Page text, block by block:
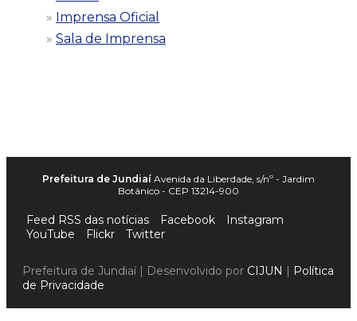
Imprensa Oficial
Sala de Imprensa
Prefeitura de Jundiaí Avenida da Liberdade, s/nº - Jardim
Botânico - CEP 13214-900
Feed RSS das notícias Facebook
Instagram
YouTube
Flickr Twitter
Prefeitura de Jundiaí | Desenvolvido por CIJUN | Política
de Privacidade